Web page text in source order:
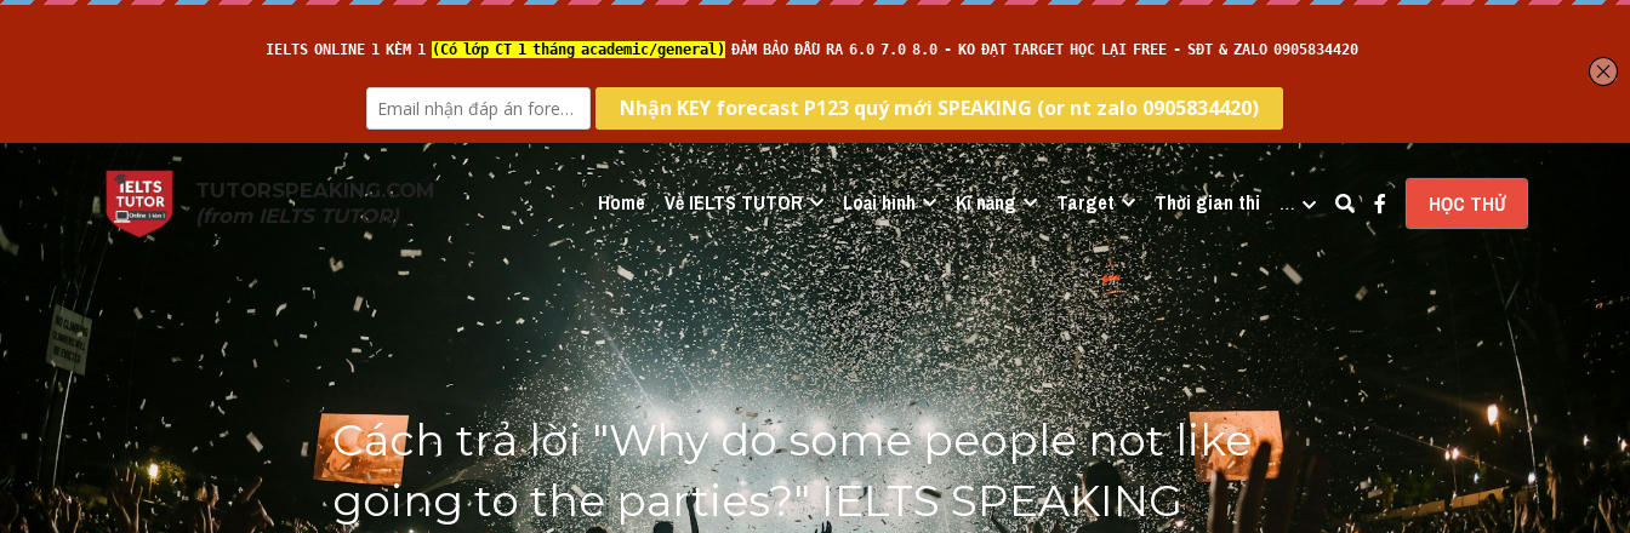
TUTORSPEAKING.COM
(from IELTS TUTOR) Home Về IELTS TUTOR Loại hình Kĩ năng Target Thời gian thi … HỌC THỬ
Cách trả lời "Why do some people not like
going to the parties?" IELTS SPEAKING